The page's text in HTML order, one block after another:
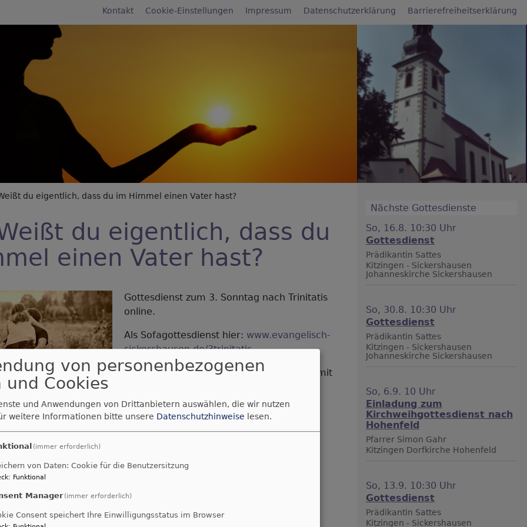
Fußbereichsmenü
Kontakt Cookie-Einstellungen Impressum Datenschutzerklärung Barrierefreiheitserklärung
du eigentlich, dass du im Himmel einen Vater hast?
du eigentlich, dass du
einen Vater hast?
Gottesdienst zum 3. Sonntag nach Trinitatis
online.
Als Sofagottesdienst hier: www.evangelisch-
sickershausen.de/3trinitatis
In der Kirche Gottesdienst um 10.10 Uhr mit
Bild vonMabel AmberaufPixabay
Nächste Gottesdienste
So, 16.8. 10:30 Uhr
Gottesdienst
Prädikantin Sattes
Kitzingen - Sickershausen
Johanneskirche Sickershausen
So, 30.8. 10:30 Uhr
Gottesdienst
Prädikantin Sattes
Kitzingen - Sickershausen
Johanneskirche Sickershausen
So, 6.9. 10 Uhr
Einladung zum
Kirchweihgottesdienst nach
Hohenfeld
Pfarrer Simon Gahr
Kitzingen Dorfkirche Hohenfeld
So, 13.9. 10:30 Uhr
Gottesdienst
Prädikantin Sattes
Kitzingen - Sickershausen
von personenbezogenen
und Cookies
und Anwendungen von Drittanbietern auswählen, die wir nutzen
weitere Informationen bitte unsere Datenschutzhinweise lesen.
(immer erforderlich)
von Daten: Cookie für die Benutzersitzung
: Funktional
Manager (immer erforderlich)
Consent speichert Ihre Einwilligungsstatus im Browser